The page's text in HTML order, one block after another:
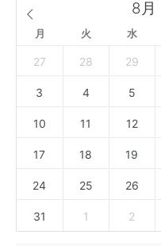
月 火 水
27 28 29
3 4 5
10 11 12
17 18 19
24 25 26
31 1 2